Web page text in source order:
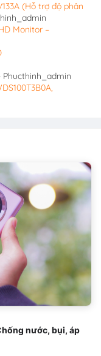
(Hỗ trợ độ phân
Monitor –
Phucthinh_admin
nước, bụi, áp